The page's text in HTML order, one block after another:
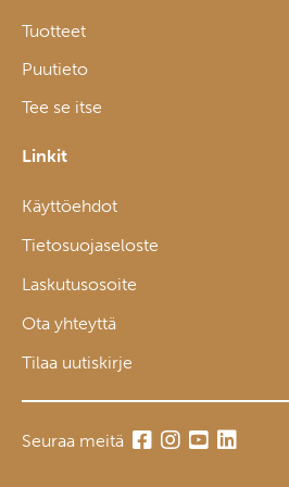
Tuotteet
Puutieto
Tee se itse
Linkit
Käyttöehdot
Tietosuojaseloste
Laskutusosoite
Ota yhteyttä
Tilaa uutiskirje
Seuraa meitä